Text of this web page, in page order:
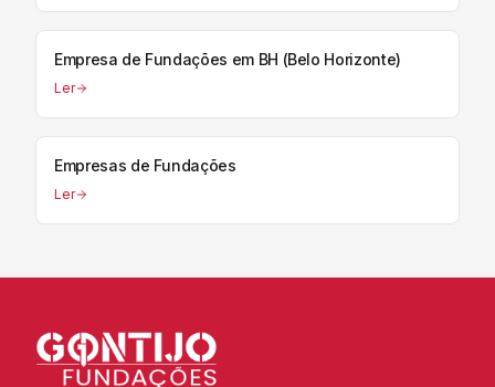
Empresa de Fundações em BH (Belo Horizonte)
Ler
Empresas de Fundações
Ler